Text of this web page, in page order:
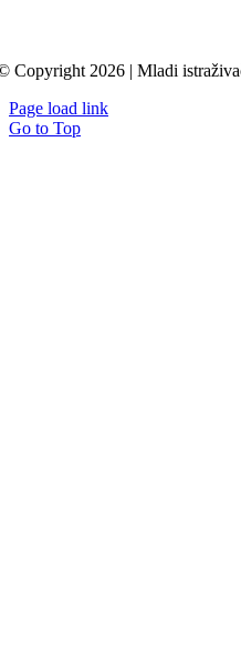
Copyright 2026 | Mladi
Page load link
Go to Top